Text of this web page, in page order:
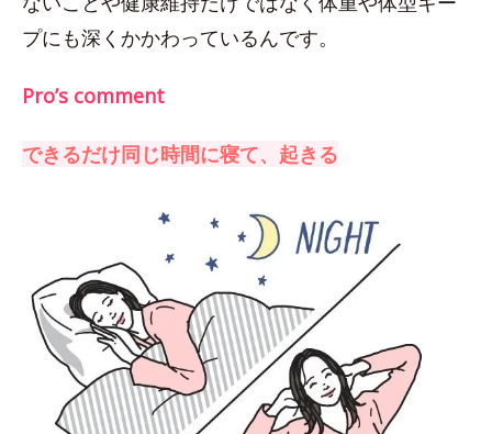
プにも深くかかわっているんです。
Pro’s comment
できるだけ同じ時間に寝て、起きる